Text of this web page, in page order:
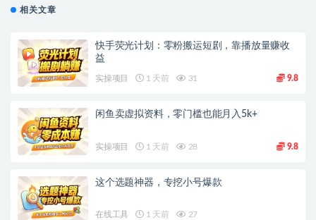
相关文章
快手荧光计划：零粉搬运短剧，靠播放量赚收
益
实操项目 1 天前 31 9.8
闲鱼卖虚拟资料，零门槛也能月入5k+
实操项目 1 天前 28 9.8
这个选题神器，专挖小号爆款
在线工具 1 天前 27